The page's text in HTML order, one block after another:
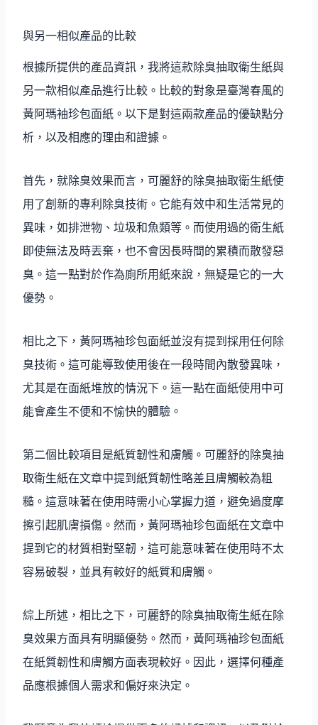
與另一相似產品的比較
根據所提供的產品資訊，我將這款除臭抽取衛生紙與
另一款相似產品進行比較。比較的對象是臺灣春風的
黃阿瑪袖珍包面紙。以下是對這兩款產品的優缺點分
析，以及相應的理由和證據。
首先，就除臭效果而言，可麗舒的除臭抽取衛生紙使
用了創新的專利除臭技術。它能有效中和生活常見的
異味，如排泄物、垃圾和魚類等。而使用過的衛生紙
即使無法及時丟棄，也不會因長時間的累積而散發惡
臭。這一點對於作為廁所用紙來說，無疑是它的一大
優勢。
相比之下，黃阿瑪袖珍包面紙並沒有提到採用任何除
臭技術。這可能導致使用後在一段時間內散發異味，
尤其是在面紙堆放的情況下。這一點在面紙使用中可
能會產生不便和不愉快的體驗。
第二個比較項目是紙質韌性和膚觸。可麗舒的除臭抽
取衛生紙在文章中提到紙質韌性略差且膚觸較為粗
糙。這意味著在使用時需小心掌握力道，避免過度摩
擦引起肌膚損傷。然而，黃阿瑪袖珍包面紙在文章中
提到它的材質相對堅韌，這可能意味著在使用時不太
容易破裂，並具有較好的紙質和膚觸。
綜上所述，相比之下，可麗舒的除臭抽取衛生紙在除
臭效果方面具有明顯優勢。然而，黃阿瑪袖珍包面紙
在紙質韌性和膚觸方面表現較好。因此，選擇何種產
品應根據個人需求和偏好來決定。